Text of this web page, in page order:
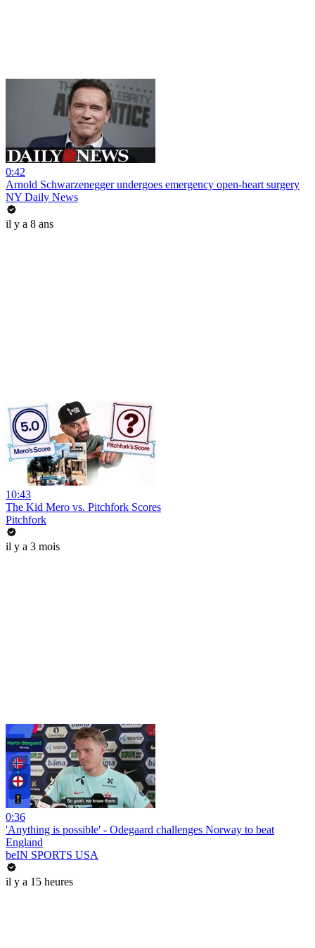
0:42
Arnold Schwarzenegger undergoes emergency open-heart surgery
NY Daily News
il y a 8 ans
10:43
The Kid Mero vs. Pitchfork Scores
Pitchfork
il y a 3 mois
0:36
'Anything is possible' - Odegaard challenges Norway to beat
England
beIN SPORTS USA
il y a 15 heures